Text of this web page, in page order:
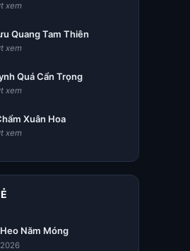
xem
Quang Tam Thiên
xem
Quá Cẩn Trọng
xem
Xuân Hoa
xem
Heo Năm Móng
2026